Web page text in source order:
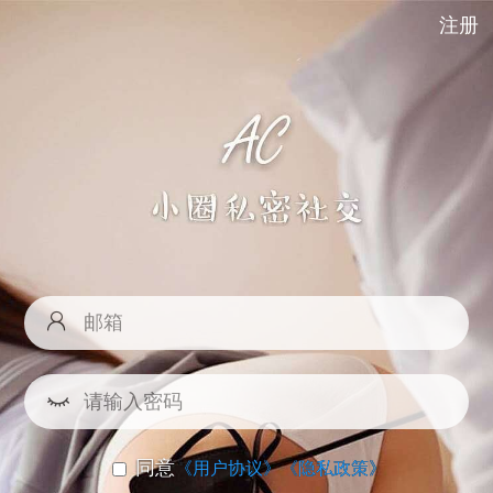
注册
同意《用户协议》《隐私政策》